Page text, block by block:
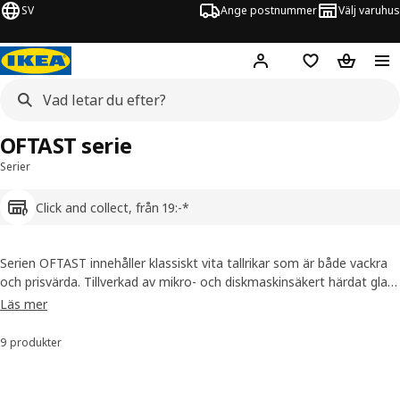
SV Ange postnummer Välj varuhus
Hej! Logga inInköpslistaVarukorg
Serier
Click and collect, från 19:-*
OFTAST serie
Serien OFTAST innehåller klassiskt vita tallrikar som är både vackra
och prisvärda. Tillverkad av mikro- och diskmaskinsäkert härdat glas,
ser de bra ut på egen hand. Men du kan även mixa och matcha dina
och personlig dukning.
Läs mer
Sortera och filtrera
9 produkter